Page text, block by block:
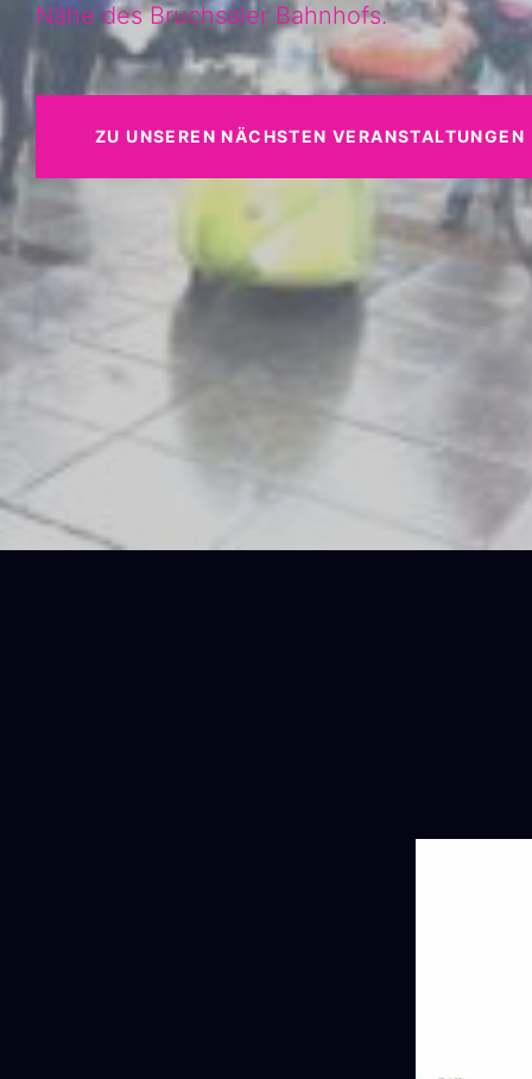
Nähe des Bruchsaler Bahnhofs.
ZU UNSEREN NÄCHSTEN VERANSTALTUNGEN